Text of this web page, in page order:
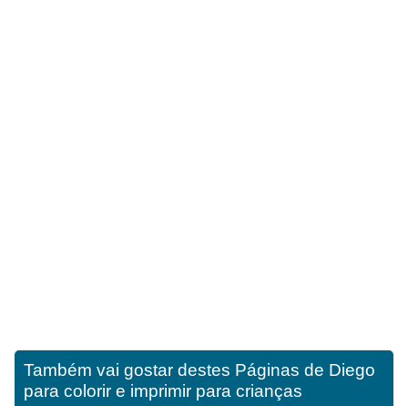
Também vai gostar destes Páginas de Diego
para colorir e imprimir para crianças